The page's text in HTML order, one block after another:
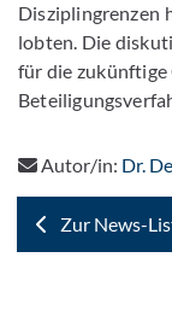
Disziplingrenzen
lobten. Die
für die
Autor/in: Dr.
Zur News-